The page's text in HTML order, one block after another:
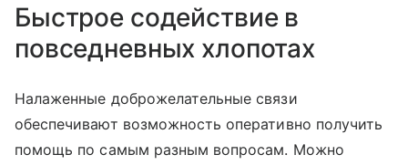
Быстрое содействие в
повседневных хлопотах
Налаженные доброжелательные связи
обеспечивают возможность оперативно получить
помощь по самым разным вопросам. Можно